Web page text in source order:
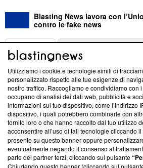
Blasting News lavora con
contro le fake news
ABOUT
Questa sezione offre informazioni
News, sui nostri processi editoriali e su
creare news di qualità. Inoltre, afferma
‘Trust Project - News with Integrity’
ancora membro del programma, ma ha
parte; Trust Project non ha ancora
conformità agli standard.
Su di noi
Utilizziamo i cookie e tecnologie simili di
personalizzato rispetto alle tue esigenze di
nostro traffico. Raccogliamo e condividiamo con
occupano di analisi dei dati web, pubblicità e
informazioni sul tuo dispositivo, come l’indirizzo
dispositivo, i quali potrebbero combinarle con
fornito loro o che hanno raccolto dal tuo utilizzo
acconsentire all’uso di tali tecnologie cliccando
presente su questo banner oppure
eventualmente negando il consenso al
parte dei partner terzi, cliccando sul pulsante
Chiudendo questo banner (cliccando sul